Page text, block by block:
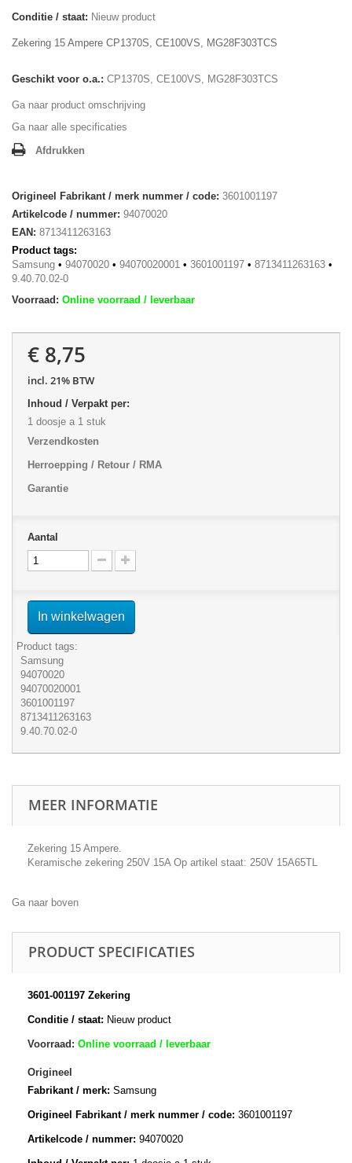
Conditie / staat: Nieuw product
Zekering 15 Ampere CP1370S, CE100VS, MG28F303TCS
Geschikt voor o.a.: CP1370S, CE100VS, MG28F303TCS
Ga naar product omschrijving
Ga naar alle specificaties
Afdrukken
Origineel Fabrikant / merk nummer / code: 3601001197
Artikelcode / nummer: 94070020
EAN: 8713411263163
Product tags:
Samsung • 94070020 • 94070020001 • 3601001197 • 8713411263163 •
9.40.70.02-0
Voorraad: Online voorraad / leverbaar
€ 8,75
incl. 21% BTW
Inhoud / Verpakt per:
1 doosje a 1 stuk
Verzendkosten
Herroepping / Retour / RMA
Garantie
Aantal
In winkelwagen
Product tags:
Samsung
94070020
94070020001
3601001197
8713411263163
9.40.70.02-0
MEER INFORMATIE
Zekering 15 Ampere.
Keramische zekering 250V 15A Op artikel staat: 250V 15A65TL
Ga naar boven
PRODUCT SPECIFICATIES
3601-001197 Zekering
Conditie / staat: Nieuw product
Voorraad: Online voorraad / leverbaar
Origineel
Fabrikant / merk: Samsung
Origineel Fabrikant / merk nummer / code: 3601001197
Artikelcode / nummer: 94070020